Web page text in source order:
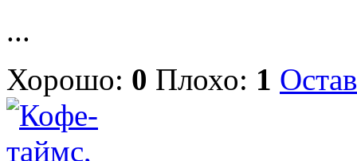
...
Хорошо: 0 Плохо: 1